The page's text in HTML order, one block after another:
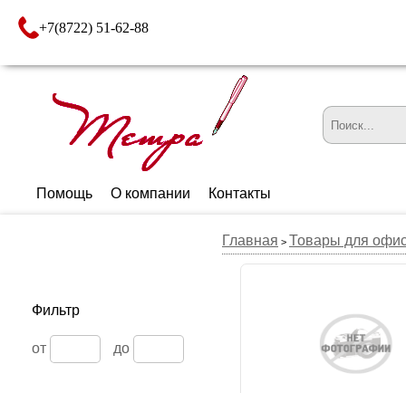
+7(8722) 51-62-88
Помощь О компании Контакты
Главная > Товары для
Фильтр
от до